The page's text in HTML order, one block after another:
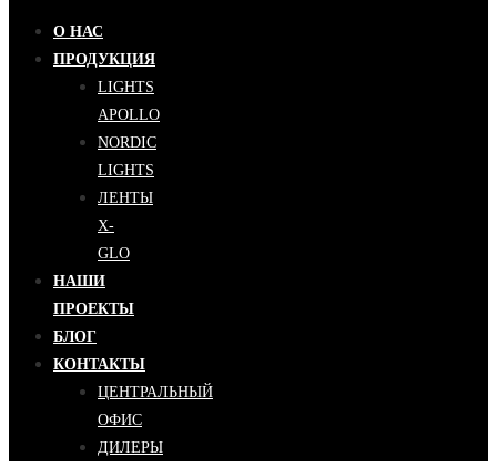
О НАС
ПРОДУКЦИЯ
LIGHTS
APOLLO
NORDIC
LIGHTS
ЛЕНТЫ
X-
GLO
НАШИ
ПРОЕКТЫ
БЛОГ
КОНТАКТЫ
ЦЕНТРАЛЬНЫЙ
ОФИС
ДИЛЕРЫ